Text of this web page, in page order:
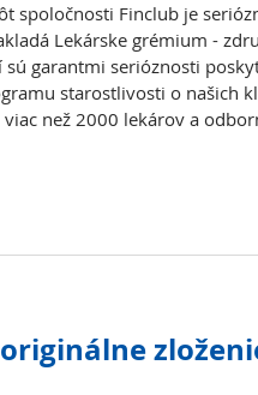
spoločnosti Finclub je
Lekárske grémium -
garantmi serióznosti
starostlivosti o našich
než 2000 lekárov a